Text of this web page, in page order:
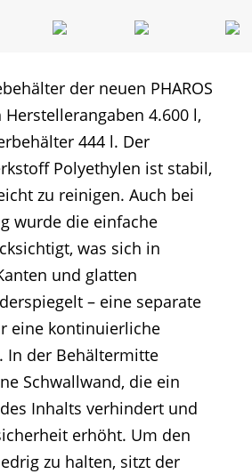
der neuen PHAROS
Herstellerangaben 4.600 l,
444 l. Der
Polyethylen ist stabil,
zu reinigen. Auch bei
wurde die einfache
was sich in
und glatten
– eine separate
eine kontinuierliche
In der Behältermitte
Schwallwand, die ein
Inhalts verhindert und
erhöht. Um den
zu halten, sitzt der